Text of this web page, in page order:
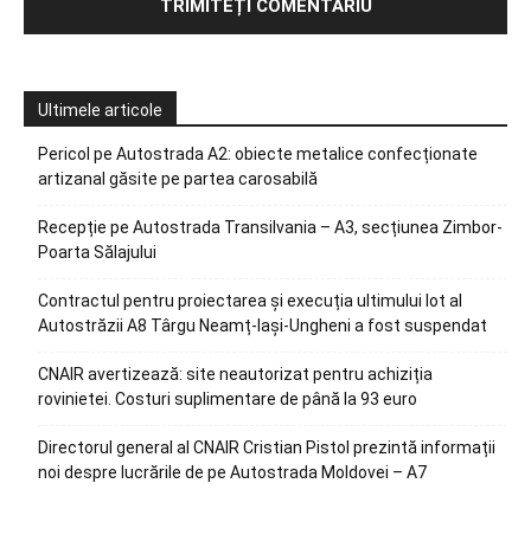
Ultimele articole
Pericol pe Autostrada A2: obiecte metalice confecționate
artizanal găsite pe partea carosabilă
Recepție pe Autostrada Transilvania – A3, secțiunea Zimbor-
Poarta Sălajului
Contractul pentru proiectarea și execuția ultimului lot al
Autostrăzii A8 Târgu Neamț-Iași-Ungheni a fost suspendat
CNAIR avertizează: site neautorizat pentru achiziția
rovinietei. Costuri suplimentare de până la 93 euro
Directorul general al CNAIR Cristian Pistol prezintă informații
noi despre lucrările de pe Autostrada Moldovei – A7